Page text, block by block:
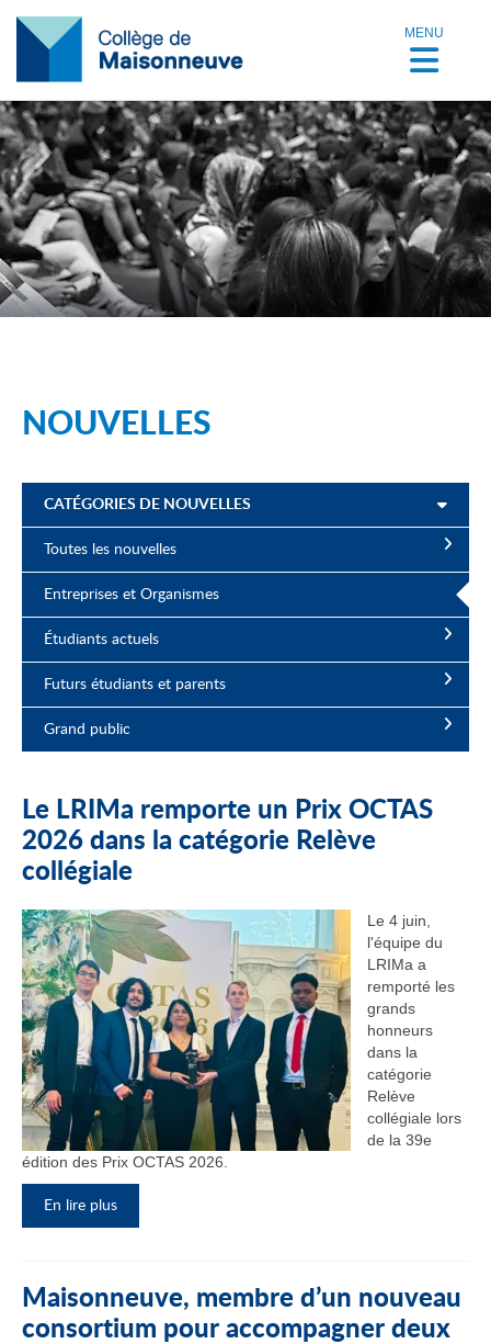
MENU
NOUVELLES
CATÉGORIES DE NOUVELLES
Toutes les nouvelles
Entreprises et Organismes
Étudiants actuels
Futurs étudiants et parents
Grand public
Le LRIMa remporte un Prix OCTAS
2026 dans la catégorie Relève
collégiale
Le 4 juin,
l'équipe du
LRIMa a
remporté les
grands
honneurs
dans la
catégorie
Relève
collégiale lors
de la 39e
édition des Prix OCTAS 2026.
En lire plus
Maisonneuve, membre d’un nouveau
consortium pour accompagner deux